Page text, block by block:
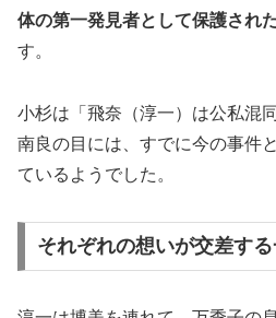
体の第一発見者として保護された
す。
小杉は「飛奈（淳一）は公私混
南良の目には、すでに今の事件
ているようでした。
それぞれの想いが交差する